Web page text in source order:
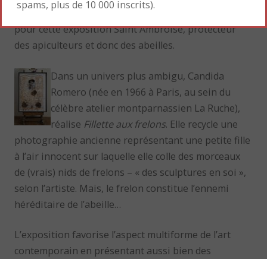
oniriques. C’est tout naturellement qu’elle a choisit
pour cette exposition Saint Ambroise, protecteur
des apiculteurs et donc des abeilles.
Dans un univers plus ambigu, Candida
Romero (née en 1966 à Paris, au sein du
célèbre atelier montparnassien La Ruche),
réalise Fillette aux frelons. Elle recycle une
photographie ancienne représentant une petite fille
à l’air innocent sur laquelle elle colle des morceaux
de (vrais) nids de frelons – « des sculptures en soi »,
selon l’artiste. Mais, le frelon constitue l’ennemi
héréditaire de l’abeille…
L’exposition favorise l’aspect multiforme de l’art
contemporain en présentant aussi bien des
spams, plus de 10 000 inscrits).